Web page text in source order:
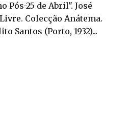
Pós-25 de Abril". José
Colecção Anátema.
Santos (Porto, 1932)...